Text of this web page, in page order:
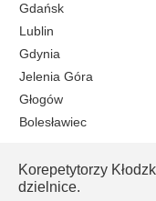
Gdańsk
Lublin
Gdynia
Jelenia Góra
Głogów
Bolesławiec
Korepetytorzy
dzielnice.